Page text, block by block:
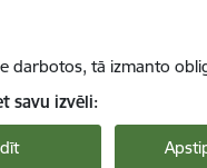
darbotos, tā izmanto
savu izvēli: